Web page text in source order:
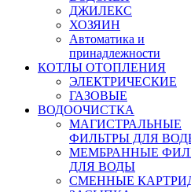
ДЖИЛЕКС
ХОЗЯИН
Автоматика и
принадлежности
КОТЛЫ ОТОПЛЕНИЯ
ЭЛЕКТРИЧЕСКИЕ
ГАЗОВЫЕ
ВОДООЧИСТКА
МАГИСТРАЛЬНЫЕ
ФИЛЬТРЫ ДЛЯ
МЕМБРАННЫЕ
ДЛЯ ВОДЫ
СМЕННЫЕ